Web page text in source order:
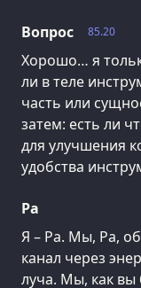
85.20
Вопрос
Хорошо… я
ли в теле
часть или
затем: есть ли
для улучшения
удобства
Ра
Я – Ра. Мы, Ра,
канал через
луча. Мы, как вы